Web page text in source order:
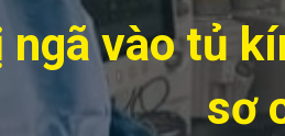
ngã vào tủ
sơ